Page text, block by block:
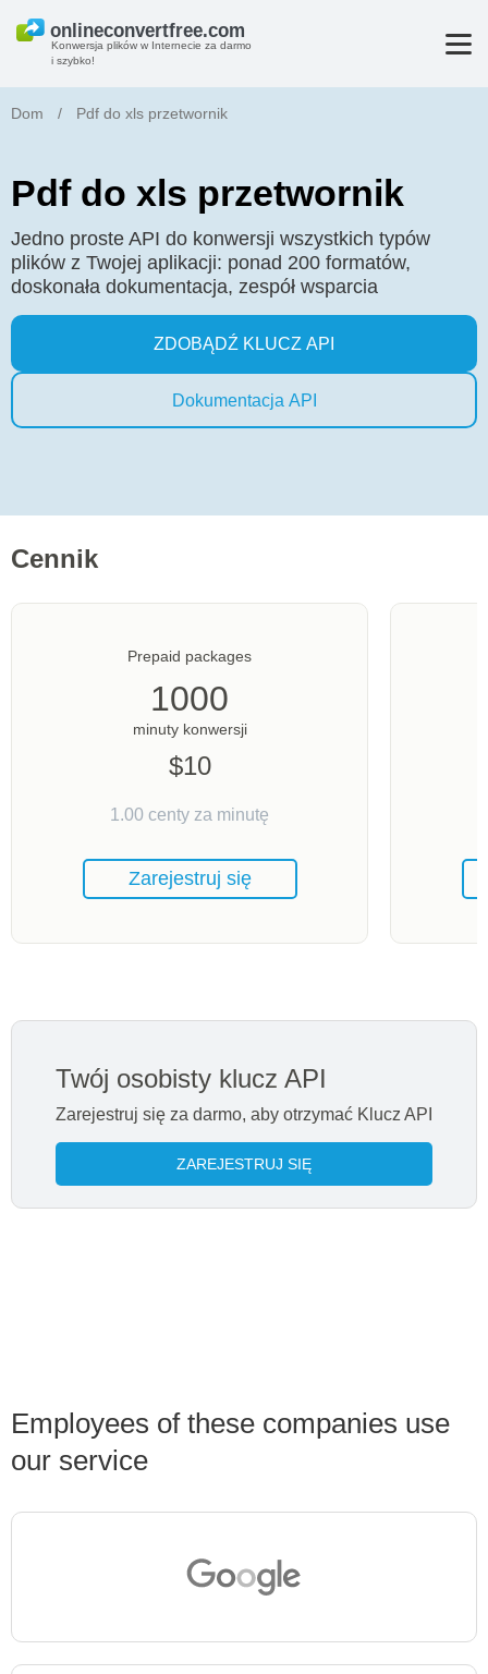
Konwersja plików w Internecie za darmo
i szybko!
Dom / Pdf do xls przetwornik
Pdf do xls przetwornik
Jedno proste API do konwersji wszystkich typów
plików z Twojej aplikacji: ponad 200 formatów,
doskonała dokumentacja, zespół wsparcia
ZDOBĄDŹ KLUCZ API
Dokumentacja API
Cennik
Prepaid packages
1000
minuty konwersji
$10
1.00 centy za minutę
Zarejestruj się
Twój osobisty klucz API
Zarejestruj się za darmo, aby otrzymać Klucz API
ZAREJESTRUJ SIĘ
Employees of these companies use
our service